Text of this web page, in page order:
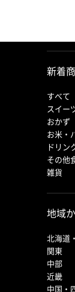
新着
すべて
スイー
おかず
お米・
ドリン
その他
雑貨
地域
北海道
関東
中部
近畿
中国・